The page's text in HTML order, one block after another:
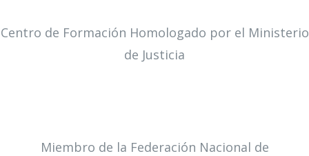
Centro de Formación Homologado por el Ministerio
de Justicia
Miembro de la Federación Nacional de